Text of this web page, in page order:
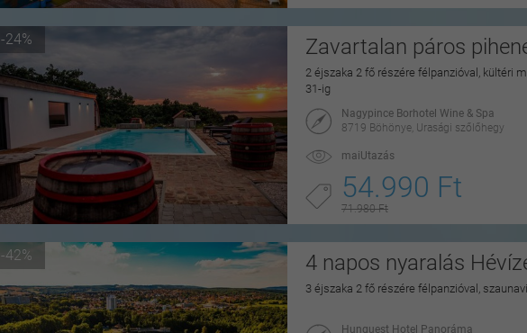
-24% Zavartalan páros
2 éjszaka 2 fő részére félpanzióval, kültéri
31-ig
Nagypince Borhotel Wine & Spa
8719 Böhönye, Urasági szőlőhegy
maiUtazás
54.990 Ft
71.980 Ft
-42% 4 napos nyaralás
3 éjszaka 2 fő részére félpanzióval,
Hunguest Hotel Panoráma